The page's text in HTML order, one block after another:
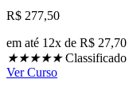
R$ 277,50
em até 12x de R$
★★★★★
Ver Curso